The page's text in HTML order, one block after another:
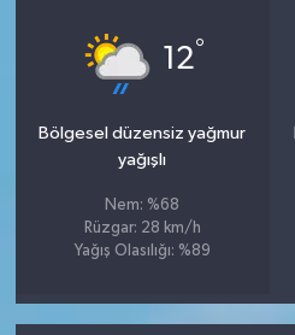
12°
Bölgesel düzensiz yağmur
yağışlı
Nem: %68
Rüzgar: 28 km/h
Yağış Olasılığı: %89